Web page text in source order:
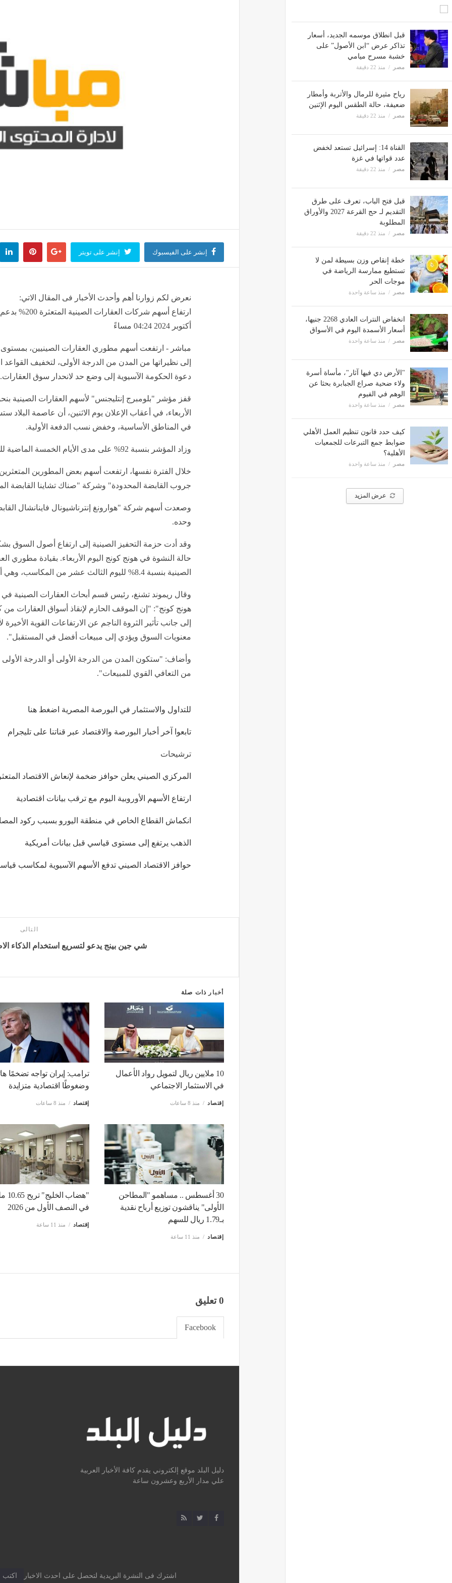
قبل انطلاق موسمه الجديد، أسعار
تذاكر عرض “ابن الأصول” على
خشبة مسرح ميامي
مصر منذ 22 دقيقة
رياح مثيرة للرمال والأتربة وأمطار
ضعيفة، حالة الطقس اليوم الإثنين
مصر منذ 22 دقيقة
القناة 14: إسرائيل تستعد لخفض
عدد قواتها في غزة
مصر منذ 22 دقيقة
قبل فتح الباب، تعرف على طرق
التقديم لـ حج القرعة 2027 والأوراق
المطلوبة
مصر منذ 22 دقيقة
خطة إنقاص وزن بسيطة لمن لا
تستطيع ممارسة الرياضة في
موجات الحر
مصر منذ ساعة واحدة
انخفاض النترات العادي 2268 جنيها،
أسعار الأسمدة اليوم في الأسواق
مصر منذ ساعة واحدة
"الأرض دي فيها آثار"، مأساة أسرة
ولاء ضحية صراع الجبابرة بحثا عن
الوهم في الفيوم
مصر منذ ساعة واحدة
كيف حدد قانون تنظيم العمل الأهلي
ضوابط جمع التبرعات للجمعيات
الأهلية؟
مصر منذ ساعة واحدة
عرض المزيد
إنشر على الفيسبوك إنشر على تويتر
نعرض لكم زوارنا أهم وأحدث الأخبار فى المقال الاتي:
أكتوبر 2024 04:24 مساءً
مباشر - ارتفعت أسهم مطوري العقارات الصينيين،
إلى نظيراتها من المدن من الدرجة الأولى، لتخفيف
دعوة الحكومة الآسيوية إلى وضع حد لانحدار سوق العقارات.
الأربعاء، في أعقاب الإعلان يوم الاثنين، أن عاصمة
في المناطق الأساسية، وخفض نسب الدفعة الأولية.
وزاد المؤشر بنسبة 92% على مدى الأيام الخمسة الماضية للتداول
خلال الفترة نفسها، ارتفعت أسهم بعض المطورين
جروب القابضة المحدودة" وشركة "صناك تشاينا القابضة المحدودة"،
وحده.
وقد أدت حزمة التحفيز الصينية إلى ارتفاع أصول السوق
حالة النشوة في هونج كونج اليوم الأربعاء. بقيادة مطوري
الصينية بنسبة 8.4% لليوم الثالث عشر من المكاسب، وهي أطول سلسلة منذ يناير 2018
وقال ريموند تشنغ، رئيس قسم أبحاث العقارات الصينية
هونج كونج": "إن الموقف الحازم لإنقاذ أسواق العقارات
إلى جانب تأثير الثروة الناجم عن الارتفاعات القوية
معنويات السوق ويؤدي إلى مبيعات أفضل في المستقبل".
وأضاف: "ستكون المدن من الدرجة الأولى أو الدرجة
من التعافي القوي للمبيعات"
.
للتداول والاستثمار في البورصة المصرية اضغط هنا
تابعوا آخر أخبار البورصة والاقتصاد عبر قناتنا على تليجرام
ترشيحات
المركزي الصيني يعلن حوافز ضخمة لإنعاش الاقتصاد
ارتفاع الأسهم الأوروبية اليوم مع ترقب بيانات اقتصادية
انكماش القطاع الخاص في منطقة اليورو بسبب ركود
الذهب يرتفع إلى مستوى قياسي قبل بيانات أمريكية
حوافز الاقتصاد الصيني تدفع الأسهم الآسيوية لمكاسب
التالى
شي جين بينج يدعو لتسريع استخدام الذكاء
أخبار ذات صلة
10 ملايين ريال لتمويل رواد الأعمال
في الاستثمار الاجتماعي
إقتصاد منذ 8 ساعات
ترامب: إيران تواجه تضخمًا
وضغوطًا اقتصادية متزايدة
إقتصاد منذ 8 ساعات
30 أغسطس .. مساهمو "المطاحن
الأولى" يناقشون توزيع أرباح نقدية
بـ1.79 ريال للسهم
إقتصاد منذ 11 ساعة
في النصف الأول من 2026
إقتصاد منذ 11 ساعة
0 تعليق
Facebook
دليل البلد موقع إلكتروني يقدم كافة الأخبار العربية
علي مدار الأربع وعشرون ساعة
اشترك فى النشرة البريدية لتحصل على احدث الاخبار